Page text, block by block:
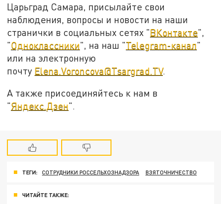
Царьград Самара, присылайте свои
наблюдения, вопросы и новости на наши
странички в социальных сетях "ВКонтакте",
"Одноклассники", на наш "Telegram-канал"
или на электронную
почту Elena.Voroncova@Tsargrad.TV.
А также присоединяйтесь к нам в
"Яндекс.Дзен".
ТЕГИ: СОТРУДНИКИ РОССЕЛЬХОЗНАДЗОРА ВЗЯТОЧНИЧЕСТВО
ЧИТАЙТЕ ТАКЖЕ: